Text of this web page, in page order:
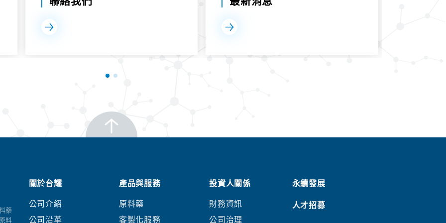
藥
料
關於台耀
公司介紹
公司沿革
產品與服務
原料藥
客製化服務
投資人關係
財務資訊
公司治理
永續發展
人才招募